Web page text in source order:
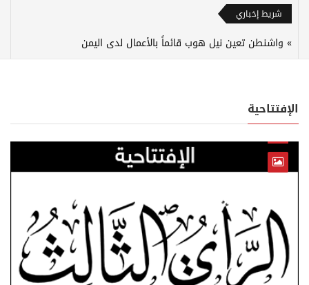
شريط إخباري
واشنطن تعين نيل هوب قائماً بالأعمال لدى اليمن
الإفتتاحية